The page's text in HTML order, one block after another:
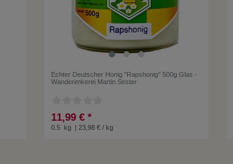
Echter Deutscher Honig "Rapshonig" 500g Glas -
Wanderimkerei Martin Sester
11,99 € *
0.5 kg | 23,98 € / kg